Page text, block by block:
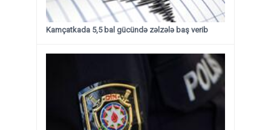
Kamçatkada 5,5 bal gücündə zəlzələ baş verib